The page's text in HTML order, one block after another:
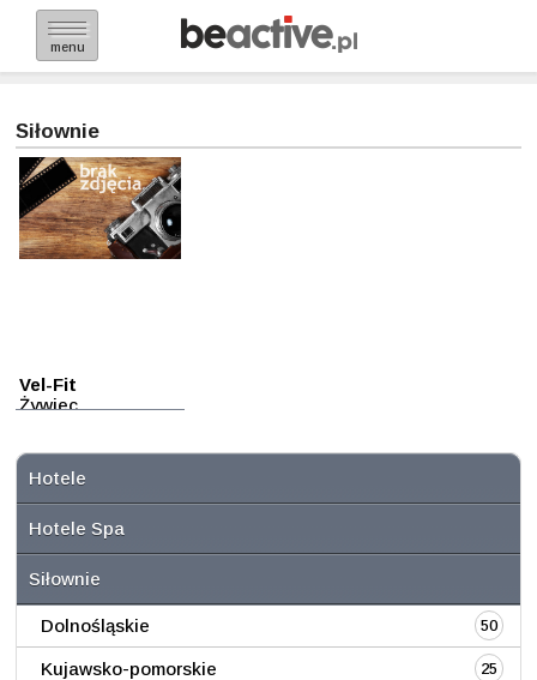
menu
Siłownie
Vel-Fit
Żywiec
Hotele
Hotele Spa
Siłownie
Dolnośląskie 50
Kujawsko-pomorskie 25